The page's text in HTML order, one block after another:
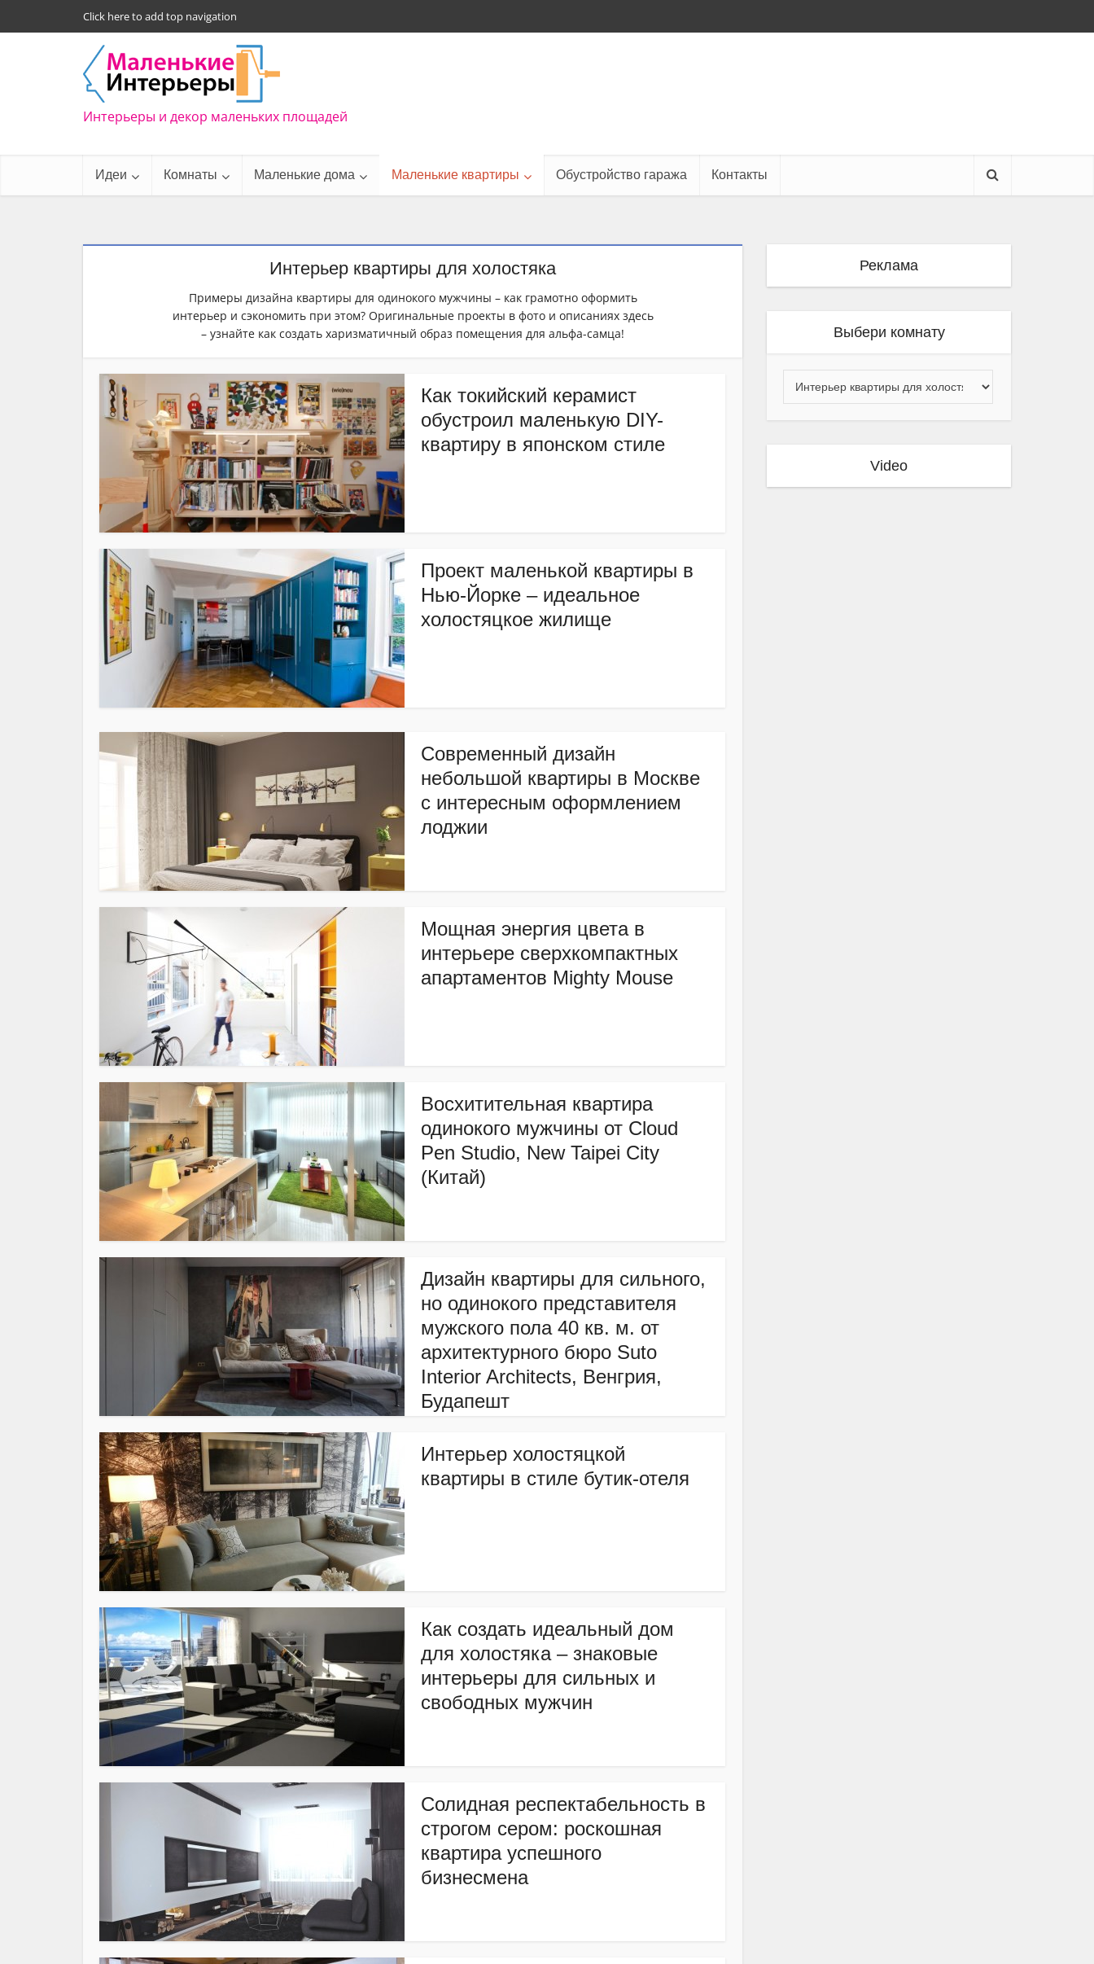
Click here to add top navigation
Интерьеры и декор маленьких площадей
Идеи Комнаты Маленькие дома Маленькие квартиры Обустройство гаража Контакты
Интерьер квартиры для холостяка
Примеры дизайна квартиры для одинокого мужчины – как грамотно оформить
интерьер и сэкономить при этом? Оригинальные проекты в фото и описаниях здесь
– узнайте как создать харизматичный образ помещения для альфа-самца!
Как токийский керамист
обустроил маленькую DIY-
квартиру в японском стиле
Проект маленькой квартиры в
Нью-Йорке – идеальное
холостяцкое жилище
Современный дизайн
небольшой квартиры в Москве
с интересным оформлением
лоджии
Мощная энергия цвета в
интерьере сверхкомпактных
апартаментов Mighty Mouse
Восхитительная квартира
одинокого мужчины от Cloud
Pen Studio, New Taipei City
(Китай)
Дизайн квартиры для сильного,
но одинокого представителя
мужского пола 40 кв. м. от
архитектурного бюро Suto
Interior Architects, Венгрия,
Будапешт
Интерьер холостяцкой
квартиры в стиле бутик-отеля
Как создать идеальный дом
для холостяка – знаковые
интерьеры для сильных и
свободных мужчин
Солидная респектабельность в
строгом сером: роскошная
квартира успешного
бизнесмена
Реклама
Выбери комнату
Video